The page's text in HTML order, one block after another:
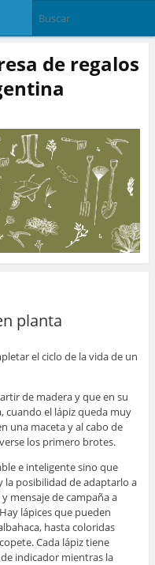
de regalos
planta
el ciclo de la vida de un
de madera y que en su
cuando el lápiz queda muy
una maceta y al cabo de
los primero brotes.
e inteligente sino que
la posibilidad de adaptarlo a
mensaje de campaña a
lápices que pueden
hasta coloridas
Cada lápiz tiene
indicador mientras la